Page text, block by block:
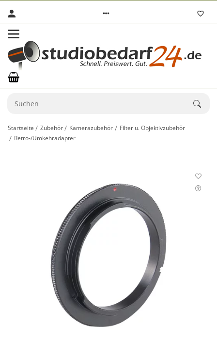
Startseite Zubehör Kamerazubehör
Filter u. Objektivzubehör
Retro-/Umkehradapter